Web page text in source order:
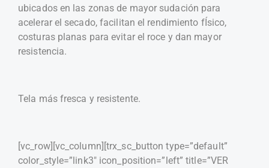
ubicados en las zonas de mayor sudación para
acelerar el secado, facilitan el rendimiento fÍsico,
costuras planas para evitar el roce y dan mayor
resistencia.
Tela más fresca y resistente.
[vc_row][vc_column][trx_sc_button type=”default”
color_style=”link3″ icon_position=”left” title=”VER